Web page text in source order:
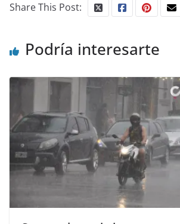
Share This Post:
Podría interesarte